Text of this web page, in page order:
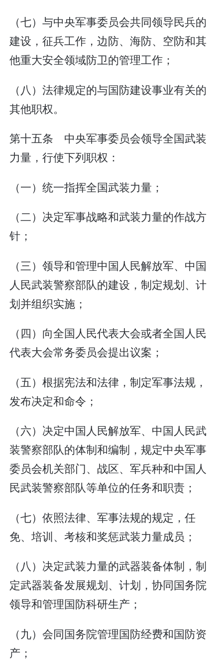
（七）与中央军事委员会共同领导民兵的
建设，征兵工作，边防、海防、空防和其
他重大安全领域防卫的管理工作；
（八）法律规定的与国防建设事业有关的
其他职权。
第十五条 中央军事委员会领导全国武装
力量，行使下列职权：
（一）统一指挥全国武装力量；
（二）决定军事战略和武装力量的作战方
针；
（三）领导和管理中国人民解放军、中国
人民武装警察部队的建设，制定规划、计
划并组织实施；
（四）向全国人民代表大会或者全国人民
代表大会常务委员会提出议案；
（五）根据宪法和法律，制定军事法规，
发布决定和命令；
（六）决定中国人民解放军、中国人民武
装警察部队的体制和编制，规定中央军事
委员会机关部门、战区、军兵种和中国人
民武装警察部队等单位的任务和职责；
（七）依照法律、军事法规的规定，任
免、培训、考核和奖惩武装力量成员；
（八）决定武装力量的武器装备体制，制
定武器装备发展规划、计划，协同国务院
领导和管理国防科研生产；
（九）会同国务院管理国防经费和国防资
产；